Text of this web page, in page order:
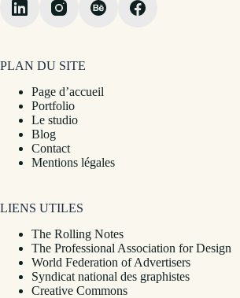
PLAN DU SITE
Page d’accueil
Portfolio
Le studio
Blog
Contact
Mentions légales
LIENS UTILES
The Rolling Notes
The Professional Association for Design
World Federation of Advertisers
Syndicat national des graphistes
Creative Commons